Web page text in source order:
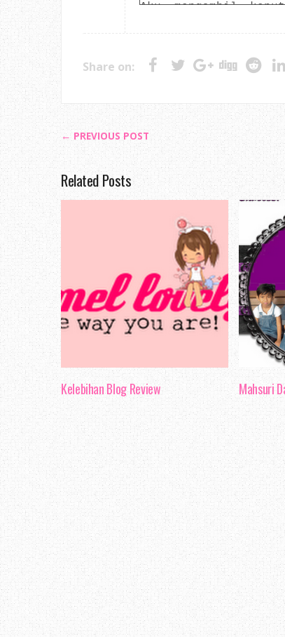
Aku mengambil
Jadi nak review blog
Aku memilih blog
Erza Fareeha
kenapa aku
je, dan blog
nak buat entry ni,
Nak bercerita
tak begitu pandai
Mungkin cukup
bulan Mac ni
hehee..
Share on:
← PREVIOUS POST
Related Posts
Kelebihan Blog Review Mahsuri